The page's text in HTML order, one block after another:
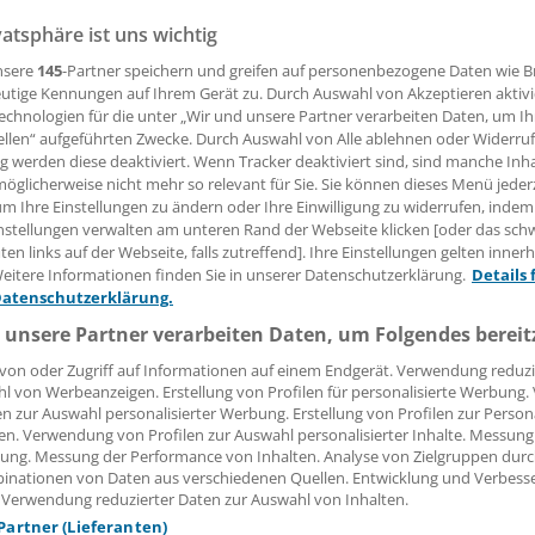
der Uniklinik Jena rückt explizit
zukünftiger Mediziner in den Mittelpunkt.
oftmals zu kurz kommen.
Leserin, lieber Leser,
Beitrag können Sie lesen, sobald Sie sich eingeloggt
Jetzt anmelden »
Kostenlos
vergessen?
Problem beim Login?
ist mit wenigen Klicks erledigt und kostenlos.
des kostenlosen Login:
ist uns wichtig
145-Partner speichern und greifen auf personenbezogene Daten wie
Kennungen auf Ihrem Gerät zu. Durch Auswahl von Akzeptieren
für die unter „Wir und unsere Partner verarbeiten Daten, um
aufgeführten Zwecke. Durch Auswahl von Alle ablehnen oder
werden diese deaktiviert. Wenn Tracker deaktiviert sind, sind manche
nicht mehr so relevant für Sie. Sie können dieses Menü
Ihre Einstellungen zu ändern oder Ihre Einwilligung zu widerrufen, indem
verwalten am unteren Rand der Webseite klicken [oder das
links auf der Webseite, falls zutreffend]. Ihre Einstellungen gelten
Informationen finden Sie in unserer Datenschutzerklärung. Details
Partner verarbeiten Daten, um Folgendes
oder Zugriff auf Informationen auf einem Endgerät. Verwendung
von Werbeanzeigen. Erstellung von Profilen für personalisierte
zur Auswahl personalisierter Werbung. Erstellung von Profilen zur
Verwendung von Profilen zur Auswahl personalisierter Inhalte.
Messung der Performance von Inhalten. Analyse von Zielgruppen
von Daten aus verschiedenen Quellen. Entwicklung und
reduzierter Daten zur Auswahl von Inhalten.
(Lieferanten)